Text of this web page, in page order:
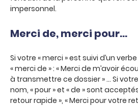
impersonnel.
Merci de, merci pour…
Si votre « merci » est suivi d’un
« merci de » : « Merci de m’avoir
à transmettre ce dossier » … Si votre
nom, « pour » et « de » sont
retour rapide », « Merci pour votre